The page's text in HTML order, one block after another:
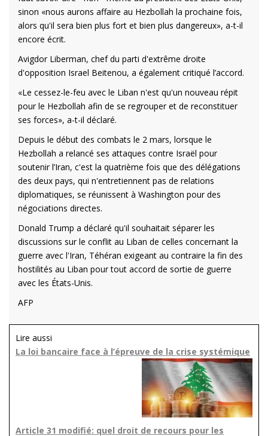
sinon «nous aurons affaire au Hezbollah la prochaine fois,
alors qu'il sera bien plus fort et bien plus dangereux», a-t-il
encore écrit.
Avigdor Liberman, chef du parti d'extrême droite
d'opposition Israel Beitenou, a également critiqué l’accord.
«Le cessez-le-feu avec le Liban n'est qu'un nouveau répit
pour le Hezbollah afin de se regrouper et de reconstituer
ses forces», a-t-il déclaré.
Depuis le début des combats le 2 mars, lorsque le
Hezbollah a relancé ses attaques contre Israël pour
soutenir l’Iran, c'est la quatrième fois que des délégations
des deux pays, qui n'entretiennent pas de relations
diplomatiques, se réunissent à Washington pour des
négociations directes.
Donald Trump a déclaré qu'il souhaitait séparer les
discussions sur le conflit au Liban de celles concernant la
guerre avec l'Iran, Téhéran exigeant au contraire la fin des
hostilités au Liban pour tout accord de sortie de guerre
avec les États-Unis.
AFP
Lire aussi
La loi bancaire face à l’épreuve de la crise systémique
Article 31 modifié: quel droit de recours pour les